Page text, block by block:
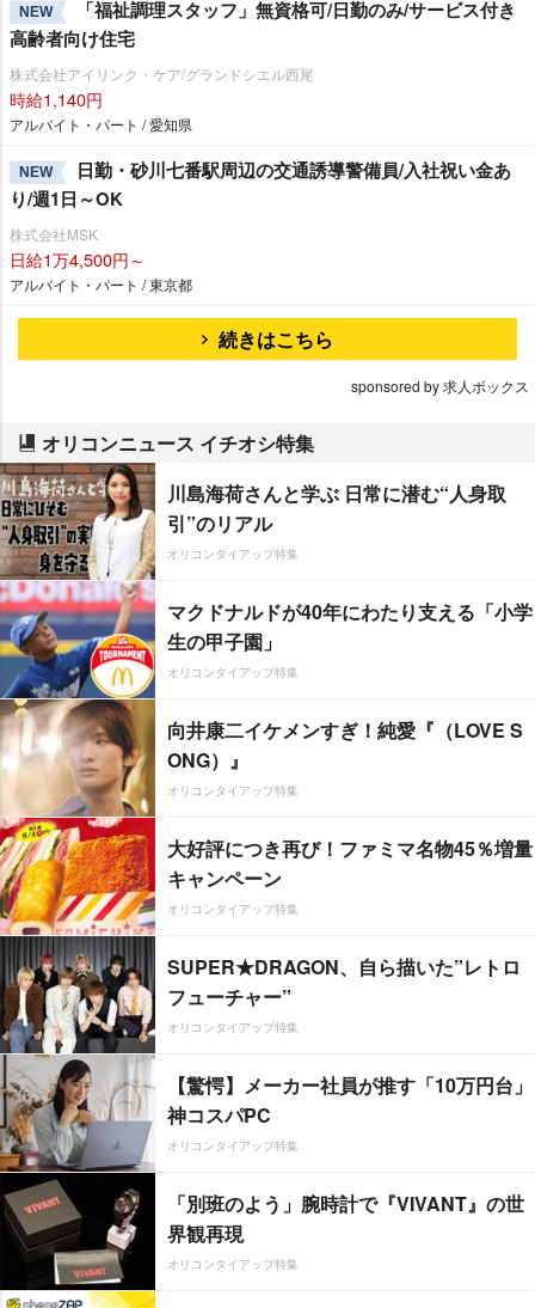
NEW
「福祉調理スタッフ」無資格可/日勤のみ/サービス付き
高齢者向け住宅
株式会社アイリンク・ケア/グランドシエル西尾
時給1,140円
アルバイト・パート / 愛知県
NEW
日勤・砂川七番駅周辺の交通誘導警備員/入社祝い金あ
り/週1日～OK
株式会社MSK
日給1万4,500円～
アルバイト・パート / 東京都
続きはこちら
sponsored by 求人ボックス
オリコンニュース イチオシ特集
川島海荷さんと学ぶ 日常に潜む“人身取
引”のリアル
オリコンタイアップ特集
マクドナルドが40年にわたり支える「小学
生の甲子園」
オリコンタイアップ特集
向井康二イケメンすぎ！純愛『（LOVE S
ONG）』
オリコンタイアップ特集
大好評につき再び！ファミマ名物45％増量
キャンペーン
オリコンタイアップ特集
SUPER★DRAGON、自ら描いた”レトロ
フューチャー”
オリコンタイアップ特集
【驚愕】メーカー社員が推す「10万円台」
神コスパPC
オリコンタイアップ特集
「別班のよう」腕時計で『VIVANT』の世
界観再現
オリコンタイアップ特集